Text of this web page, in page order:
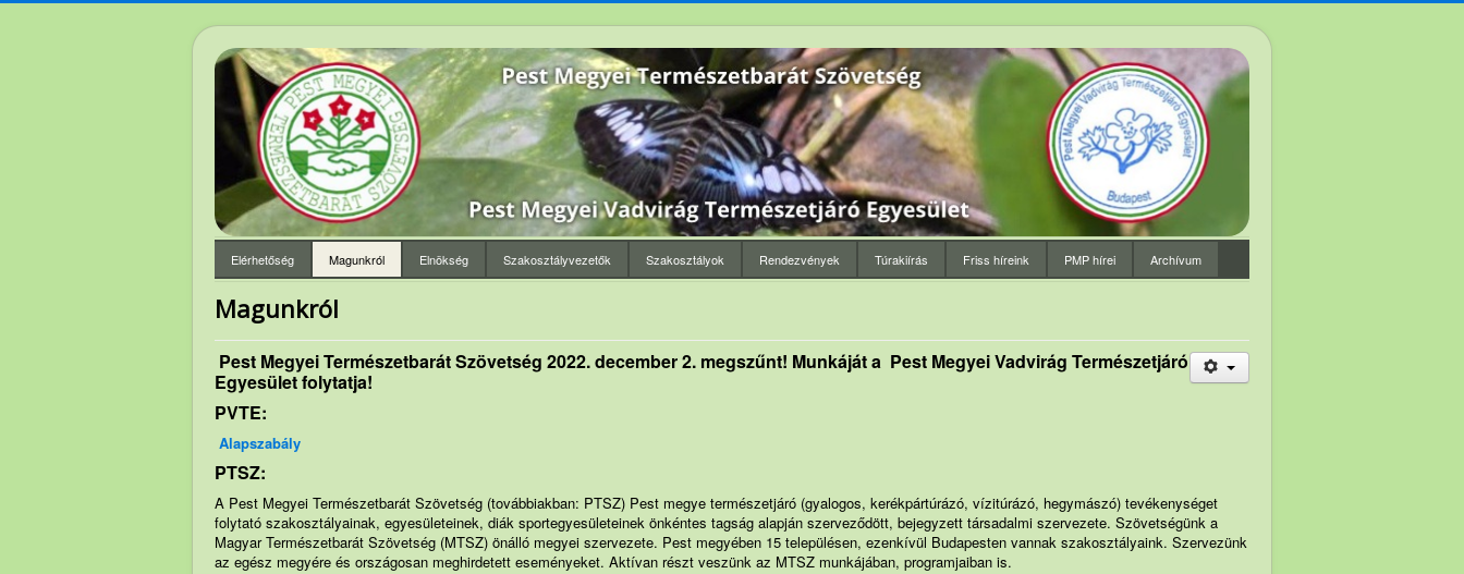
Elérhetőség Magunkról Elnökség Szakosztályvezetők Szakosztályok Rendezvények Túrakiírás Friss híreink PMP hírei Archívum
Magunkról
Pest Megyei Természetbarát Szövetség 2022. december 2. megszűnt! Munkáját a Pest Megyei Vadvirág Természetjáró
Egyesület folytatja!
PVTE:
Alapszabály
PTSZ:
A Pest Megyei Természetbarát Szövetség (továbbiakban: PTSZ) Pest megye természetjáró (gyalogos, kerékpártúrázó, vízitúrázó, hegymászó) tevékenységet
folytató szakosztályainak, egyesületeinek, diák sportegyesületeinek önkéntes tagság alapján szerveződött, bejegyzett társadalmi szervezete. Szövetségünk a
Magyar Természetbarát Szövetség (MTSZ) önálló megyei szervezete. Pest megyében 15 településen, ezenkívül Budapesten vannak szakosztályaink. Szervezünk
az egész megyére és országosan meghirdetett eseményeket. Aktívan részt veszünk az MTSZ munkájában, programjaiban is.